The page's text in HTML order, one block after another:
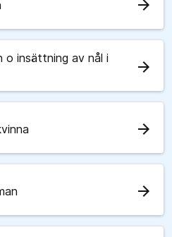
arrow_forward
o insättning av nål i
arrow_forward
arrow_forward
arrow_forward